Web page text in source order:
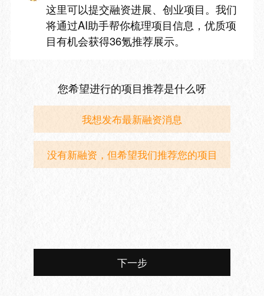
这里可以提交融资进展、创业项目。我们
将通过AI助手帮你梳理项目信息，优质项
目有机会获得36氪推荐展示。
您希望进行的项目推荐是什么呀
我想发布最新融资消息
没有新融资，但希望我们推荐您的项目
下一步